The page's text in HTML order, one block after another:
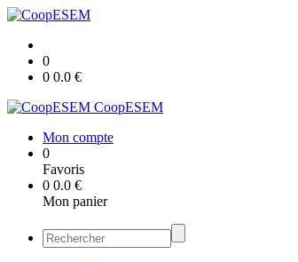
0
0 0.0 €
CoopESEM
Mon compte
0
Favoris
0 0.0 €
Mon panier